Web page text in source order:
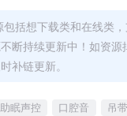
括想下载类和在线类
断持续更新中！如资源
补链更新。
助眠声控 口腔音 吊